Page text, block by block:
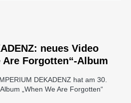
neues Video
Are Forgotten“-Album
DEKADENZ hat am 30.
„When We Are Forgotten“